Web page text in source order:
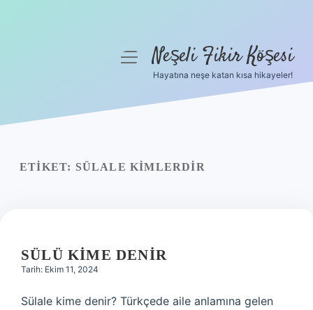
Yasal Uyarı
menüyüNeşeli Fikir Köşesi
Hayatına neşe katan kısa hikayeler!
ETIKET: SÜLALE KIMLERDIR
SÜLÜ KIME DENIR
Tarih: Ekim 11, 2024
Sülale kime denir? Türkçede aile anlamına gelen